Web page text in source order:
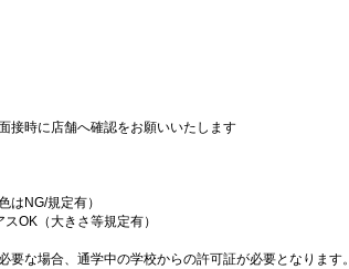
接時に店舗へ確認をお願いいたします
はNG/規定有）
OK（大きさ等規定有）
な場合、通学中の学校からの許可証が必要となります。